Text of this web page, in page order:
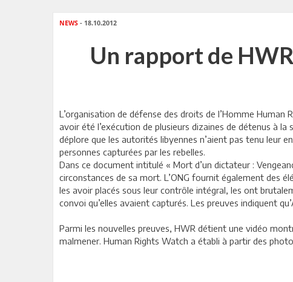
NEWS - 18.10.2012
Un rapport de
L’organisation de défense des droits de l’Homme
avoir été l’exécution de plusieurs dizaines de détenus à
déplore que les autorités libyennes n’aient pas tenu leur
personnes capturées par les rebelles.
Dans ce document intitulé « Mort d’un dictateur :
circonstances de sa mort. L’ONG fournit également des
les avoir placés sous leur contrôle intégral, les ont
convoi qu’elles avaient capturés. Les preuves indiquent
Parmi les nouvelles preuves, HWR détient une vidéo
malmener. Human Rights Watch a établi à partir des